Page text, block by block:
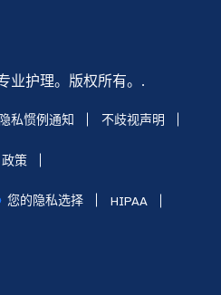
业护理。版权所有。.
隐私惯例通知 不歧视声明
策
您的隐私选择 HIPAA